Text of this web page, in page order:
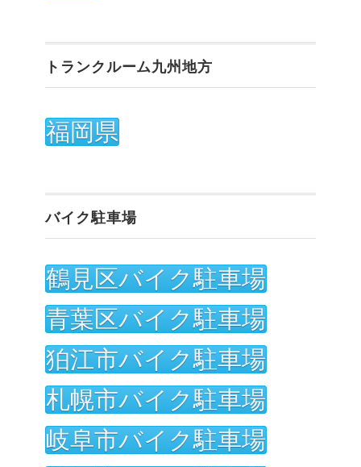
トランクルーム九州地方
福岡県
バイク駐車場
鶴見区バイク駐車場
青葉区バイク駐車場
狛江市バイク駐車場
札幌市バイク駐車場
岐阜市バイク駐車場